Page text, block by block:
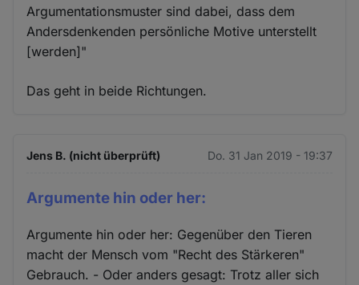
Argumentationsmuster sind dabei, dass dem
Andersdenkenden persönliche Motive unterstellt
[werden]"
Das geht in beide Richtungen.
Jens B. (nicht überprüft) Do. 31 Jan 2019 - 19:37
Argumente hin oder her:
Argumente hin oder her: Gegenüber den Tieren
macht der Mensch vom "Recht des Stärkeren"
Gebrauch. - Oder anders gesagt: Trotz aller sich